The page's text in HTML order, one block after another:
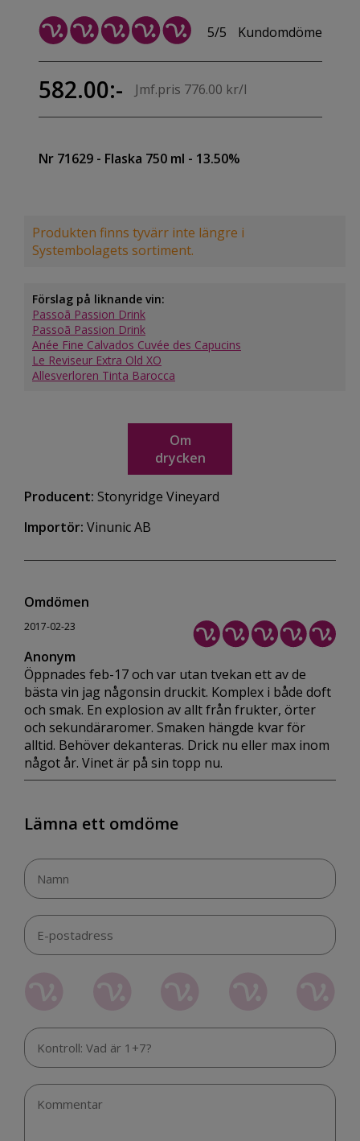
5/5 Kundomdöme
582.00:- Jmf.pris 776.00 kr/l
Nr 71629 - Flaska 750 ml - 13.50%
Produkten finns tyvärr inte längre i
Systembolagets sortiment.
Förslag på liknande vin:
Passoã Passion Drink
Passoã Passion Drink
Anée Fine Calvados Cuvée des Capucins
Le Reviseur Extra Old XO
Allesverloren Tinta Barocca
Om
drycken
Producent: Stonyridge Vineyard
Importör: Vinunic AB
Omdömen
2017-02-23
Anonym
Öppnades feb-17 och var utan tvekan ett av de
bästa vin jag någonsin druckit. Komplex i både doft
och smak. En explosion av allt från frukter, örter
och sekundäraromer. Smaken hängde kvar för
alltid. Behöver dekanteras. Drick nu eller max inom
något år. Vinet är på sin topp nu.
Lämna ett omdöme